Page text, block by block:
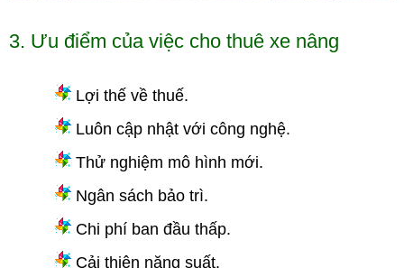
3. Ưu điểm của việc cho thuê xe nâng
Lợi thế về thuế.
Luôn cập nhật với công nghệ.
Thử nghiệm mô hình mới.
Ngân sách bảo trì.
Chi phí ban đầu thấp.
Cải thiện năng suất.